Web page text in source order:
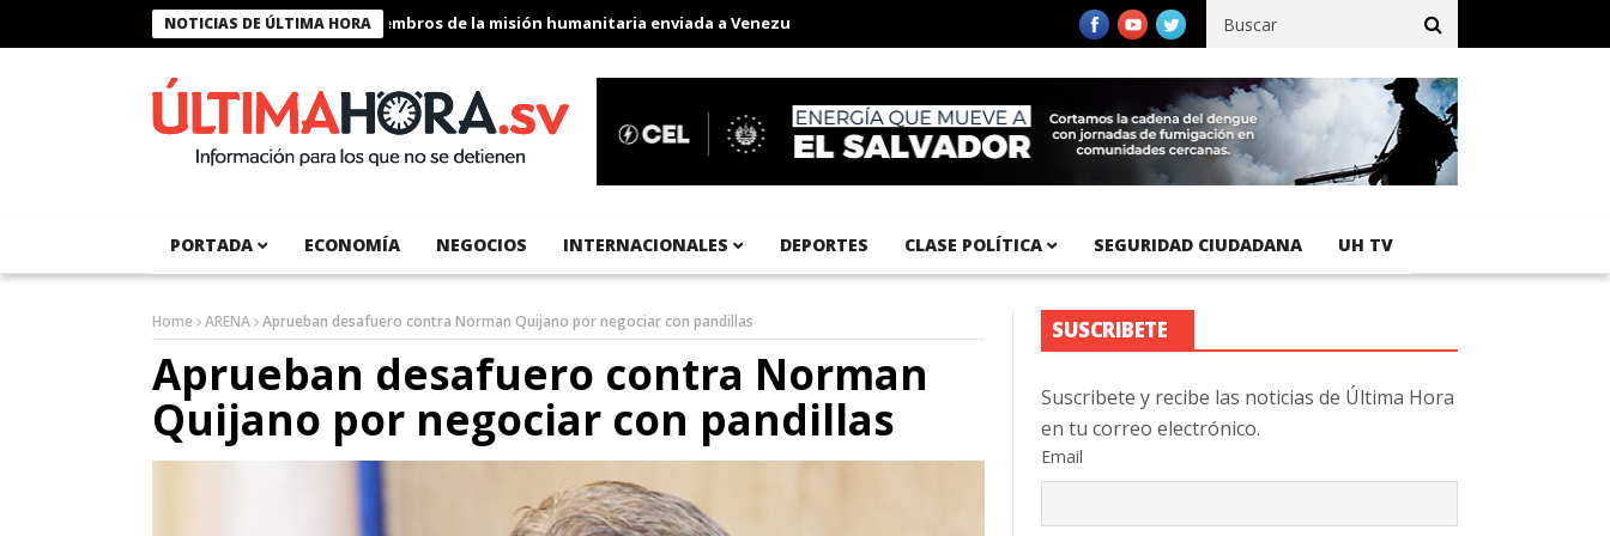
NOTICIAS DE ÚLTIMA HORA
Presidente Bukele condecora a miembros de la misión humanitaria enviada a Venezuela Aeropuerto Internacional del Pacífico registra 92 % de avance en obras de terracería
PORTADA ECONOMÍA NEGOCIOS INTERNACIONALES DEPORTES CLASE POLÍTICA SEGURIDAD CIUDADANA UH TV
Home ARENA Aprueban desafuero contra Norman Quijano por negociar con pandillas
Aprueban desafuero contra Norman
Quijano por negociar con pandillas
SUSCRIBETE
Suscribete y recibe las noticias de Última Hora
en tu correo electrónico.
Email